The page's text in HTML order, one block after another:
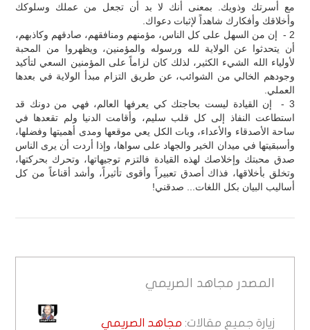
مع أسرتك وذويك. بمعنى أنك لا بد أن تجعل من عملك وسلوكك
وأخلاقك وأفكارك شاهداً لإثبات دعواك.
2 - إن من السهل على كل الناس، مؤمنهم ومنافقهم، صادقهم وكاذبهم،
أن يتحدثوا عن الولاية لله ورسوله والمؤمنين، ويظهروا من المحبة
لأولياء الله الشيء الكثير، لذلك كان لزاماً على المؤمنين السعي لتأكيد
وجودهم الخالي من الشوائب، عن طريق التزام مبدأ الولاية في بعدها
العملي.
3 - إن القيادة ليست بحاجتك كي يعرفها العالم، فهي من دونك قد
استطاعت النفاذ إلى كل قلب سليم، وأقامت الدنيا ولم تقعدها في
ساحة الأصدقاء والأعداء، وبات الكل يعي موقعها ومدى أهميتها وفضلها،
وأسبقيتها في ميدان الخير والجهاد على سواها، وإذا أردت أن يرى الناس
صدق محبتك وإخلاصك لهذه القيادة فالتزم توجيهاتها، وتحرك بحركتها،
وتخلق بأخلاقها، فذاك أصدق تعبيراً وأقوى تأثيراً، وأشد أقناعاً من كل
أساليب البيان بكل اللغات... صدقني!
المصدر مجاهد الصريمي
زيارة جميع مقالات: مجاهد الصريمي